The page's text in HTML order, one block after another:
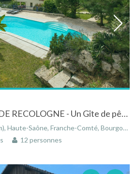
LA VILLA JARDIN DE RECOLOGNE - Un Gîte de pêche
Franche-Comté, Bourgogne-Franche-Comté, France
12 personnes